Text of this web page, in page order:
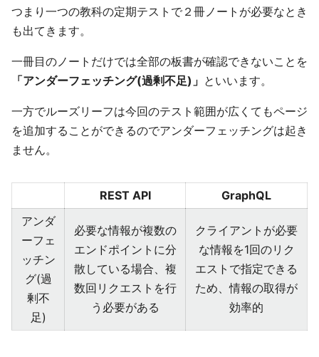
つまり一つの教科の定期テストで２冊ノートが必要なとき
も出てきます。
一冊目のノートだけでは全部の板書が確認できないことを
「アンダーフェッチング(過剰不足)」 といいます。
一方でルーズリーフは今回のテスト範囲が広くてもページ
を追加することができるのでアンダーフェッチングは起き
ません。
REST API
GraphQL
アンダ
ーフェ
ッチン
グ(過
剰不
足)
必要な情報が複数の
エンドポイントに分
散している場合、複
数回リクエストを行
う必要がある
クライアントが必要
な情報を1回のリク
エストで指定できる
ため、情報の取得が
効率的